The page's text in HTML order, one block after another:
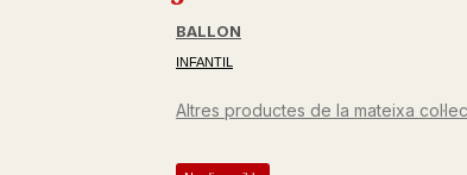
BALLON
INFANTIL
Altres productes de la mateixa